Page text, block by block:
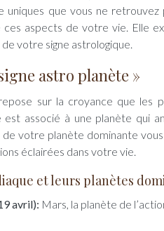
uniques que vous ne retrouvez
ces aspects de votre vie. Elle
votre signe astrologique.
astro planète »
sur la croyance que
est associé à une planète
de votre planète dominante
éclairées dans votre vie.
et leurs planètes
avril): Mars, la planète de